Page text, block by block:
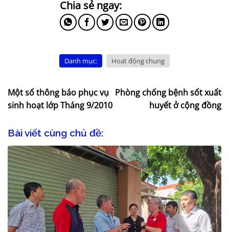
Danh mục: Hoạt động chung
Một số thông báo phục vụ
sinh hoạt lớp Tháng 9/2010
Phòng chống bệnh sốt xuất
huyết ở cộng đồng
Bài viết cùng chủ đề: